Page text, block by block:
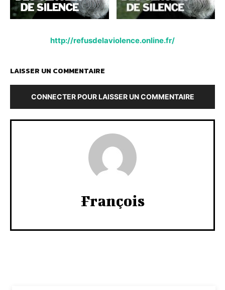
http://refusdelaviolence.online.fr/
LAISSER UN COMMENTAIRE
CONNECTER POUR LAISSER UN COMMENTAIRE
François